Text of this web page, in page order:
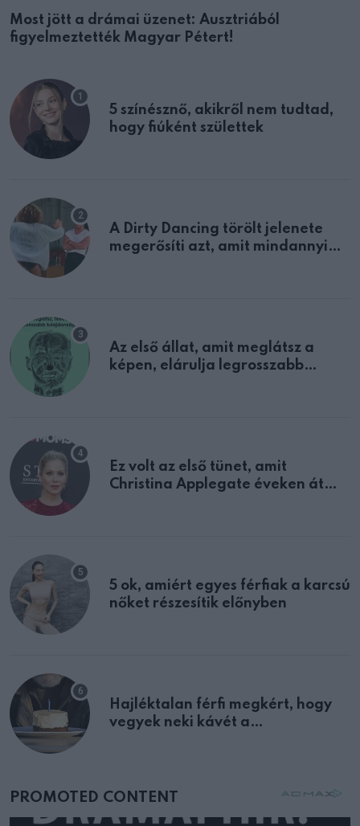
Most jött a drámai üzenet: Ausztriából
figyelmeztették Magyar Pétert!
5 színésznő, akikről nem tudtad,
hogy fiúként születtek
A Dirty Dancing törölt jelenete
megerősíti azt, amit mindannyian
Az első állat, amit meglátsz a
képen, elárulja legrosszabb
Ez volt az első tünet, amit
Christina Applegate éveken át
5 ok, amiért egyes férfiak a karcsú
nőket részesítik előnyben
Hajléktalan férfi megkért, hogy
vegyek neki kávét a